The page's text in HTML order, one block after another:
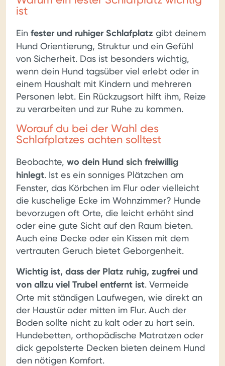
ist
Ein fester und ruhiger Schlafplatz gibt deinem
Hund Orientierung, Struktur und ein Gefühl
von Sicherheit. Das ist besonders wichtig,
wenn dein Hund tagsüber viel erlebt oder in
einem Haushalt mit Kindern und mehreren
Personen lebt. Ein Rückzugsort hilft ihm, Reize
zu verarbeiten und zur Ruhe zu kommen.
Worauf du bei der Wahl des
Schlafplatzes achten solltest
Beobachte, wo dein Hund sich freiwillig
hinlegt. Ist es ein sonniges Plätzchen am
Fenster, das Körbchen im Flur oder vielleicht
die kuschelige Ecke im Wohnzimmer? Hunde
bevorzugen oft Orte, die leicht erhöht sind
oder eine gute Sicht auf den Raum bieten.
Auch eine Decke oder ein Kissen mit dem
vertrauten Geruch bietet Geborgenheit.
Wichtig ist, dass der Platz ruhig, zugfrei und
von allzu viel Trubel entfernt ist. Vermeide
Orte mit ständigen Laufwegen, wie direkt an
der Haustür oder mitten im Flur. Auch der
Boden sollte nicht zu kalt oder zu hart sein.
Hundebetten, orthopädische Matratzen oder
dick gepolsterte Decken bieten deinem Hund
den nötigen Komfort.